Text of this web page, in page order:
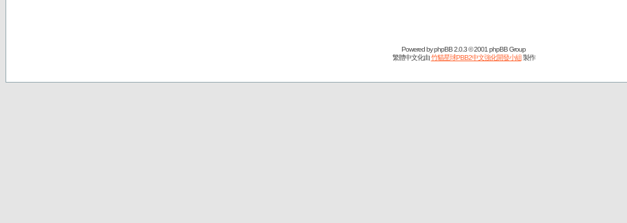
Powered byphpBB2.0.3 © 2001 phpBB Group
繁體中文化由竹貓星球PBB2中文強化開發小組製作